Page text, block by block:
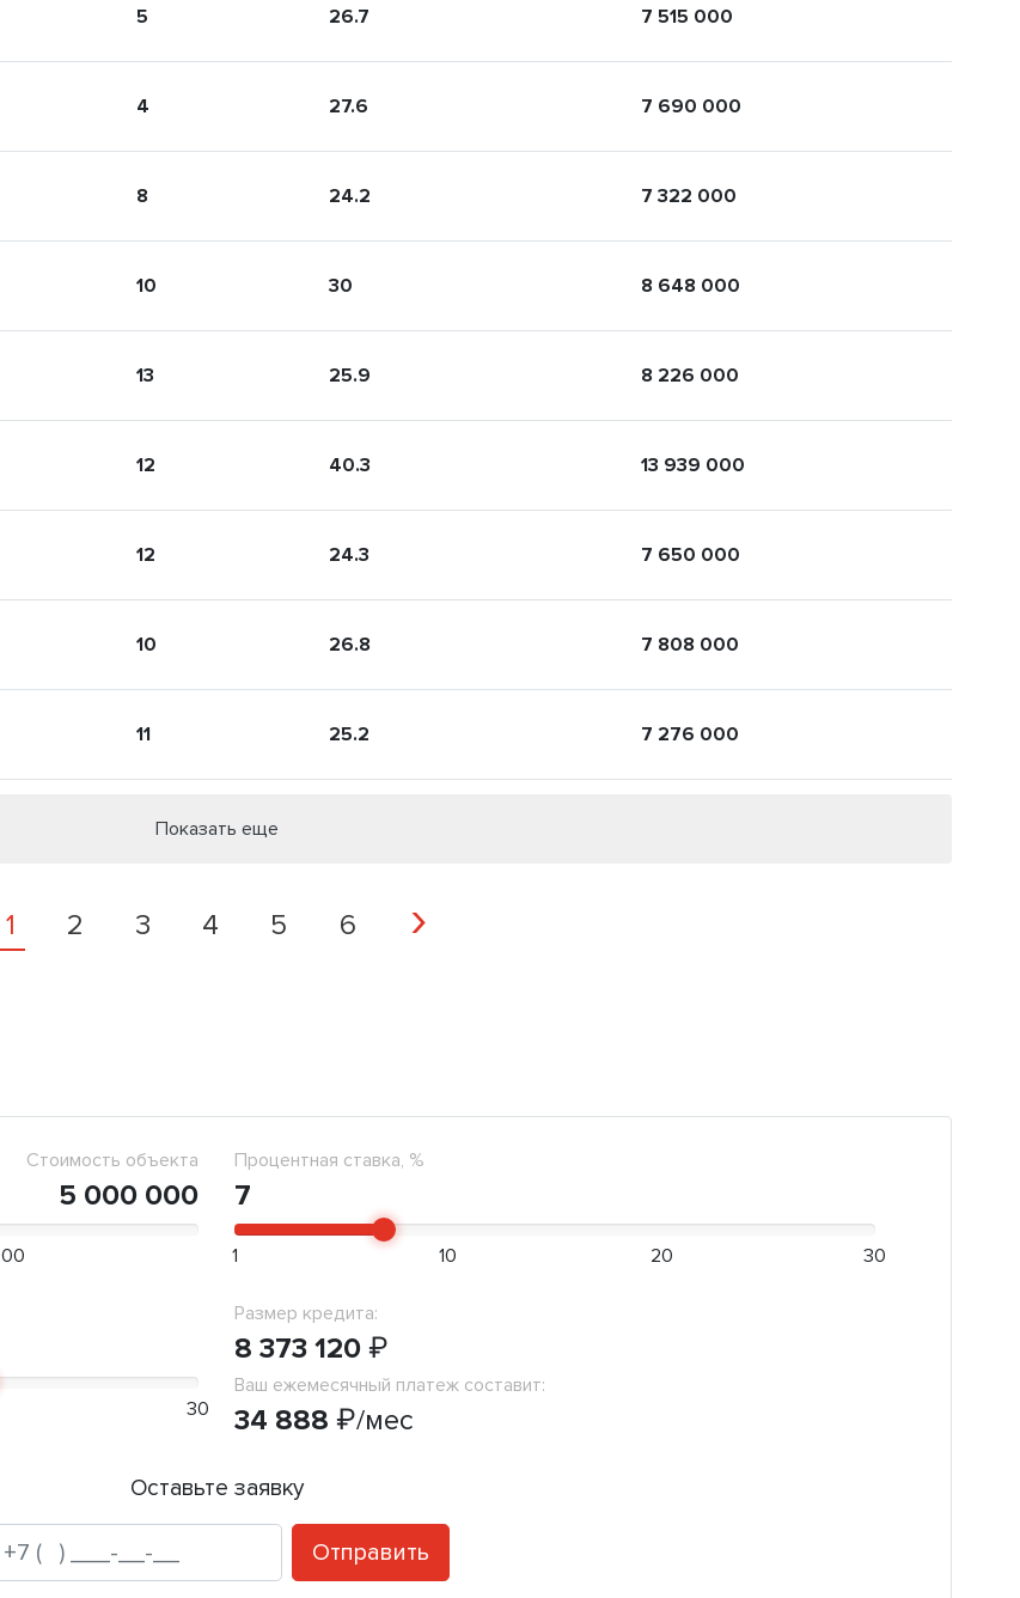
5 26.7 7 515 000
4 27.6 7 690 000
8 24.2 7 322 000
10 30 8 648 000
13 25.9 8 226 000
12 40.3 13 939 000
12 24.3 7 650 000
10 26.8 7 808 000
11 25.2 7 276 000
Показать еще
1 2 3 4 5 6 ›
Стоимость объекта
5 000 000
Процентная ставка, %
7
1 10 20 30
30
Размер кредита:
8 373 120 ₽
Ваш ежемесячный платеж составит:
34 888 ₽/мес
Оставьте заявку
Отправить